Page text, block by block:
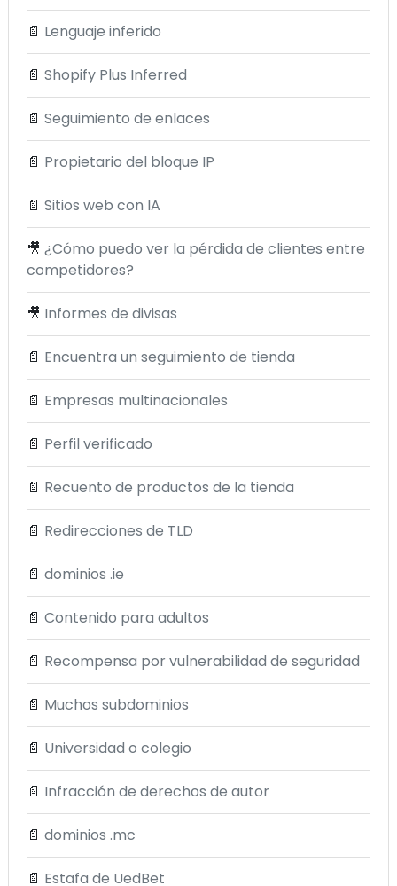
📄 Lenguaje inferido
📄 Shopify Plus Inferred
📄 Seguimiento de enlaces
📄 Propietario del bloque IP
📄 Sitios web con IA
🎥 ¿Cómo puedo ver la pérdida de clientes entre
competidores?
🎥 Informes de divisas
📄 Encuentra un seguimiento de tienda
📄 Empresas multinacionales
📄 Perfil verificado
📄 Recuento de productos de la tienda
📄 Redirecciones de TLD
📄 dominios .ie
📄 Contenido para adultos
📄 Recompensa por vulnerabilidad de seguridad
📄 Muchos subdominios
📄 Universidad o colegio
📄 Infracción de derechos de autor
📄 dominios .mc
📄 Estafa de UedBet